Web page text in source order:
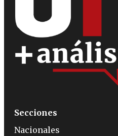
Secciones
Nacionales